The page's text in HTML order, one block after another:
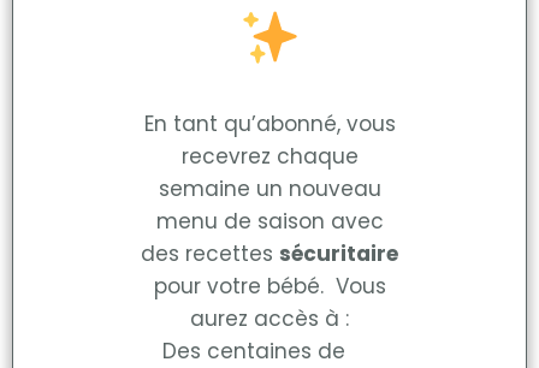
En tant qu’abonné, vous
recevrez chaque
semaine un nouveau
menu de saison avec
des recettes sécuritaire
pour votre bébé. Vous
aurez accès à :
Des centaines de